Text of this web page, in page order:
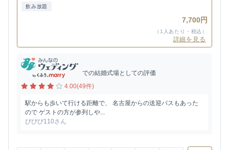
飲み放題
7,700円
（1人あたり・税込）
詳細を見る
での結婚式場としての評価
4.00(49件)
駅からも歩いて行ける距離で、 名古屋からの送迎バスもあった
ので ゲストの方が参列しや...
ぴぴぴ110さん